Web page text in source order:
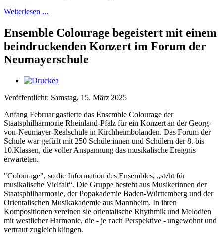
Weiterlesen ...
Ensemble Colourage begeistert mit einem
beindruckenden Konzert im Forum der
Neumayerschule
Veröffentlicht: Samstag, 15. März 2025
Anfang Februar gastierte das Ensemble Colourage der
Staatsphilharmonie Rheinland-Pfalz für ein Konzert an der Georg-
von-Neumayer-Realschule in Kirchheimbolanden. Das Forum der
Schule war gefüllt mit 250 Schülerinnen und Schülern der 8. bis
10.Klassen, die voller Anspannung das musikalische Ereignis
erwarteten.
"Colourage", so die Information des Ensembles, „steht für
musikalische Vielfalt“. Die Gruppe besteht aus Musikerinnen der
Staatsphilharmonie, der Popakademie Baden-Württemberg und der
Orientalischen Musikakademie aus Mannheim. In ihren
Kompositionen vereinen sie orientalische Rhythmik und Melodien
mit westlicher Harmonie, die - je nach Perspektive - ungewohnt und
vertraut zugleich klingen.